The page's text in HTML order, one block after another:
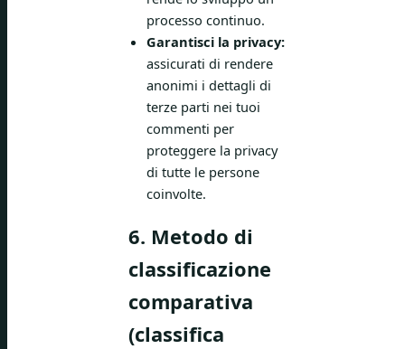
processo continuo.
Garantisci la privacy:
assicurati di rendere
anonimi i dettagli di
terze parti nei tuoi
commenti per
proteggere la privacy
di tutte le persone
coinvolte.
6. Metodo di
classificazione
comparativa
(classifica